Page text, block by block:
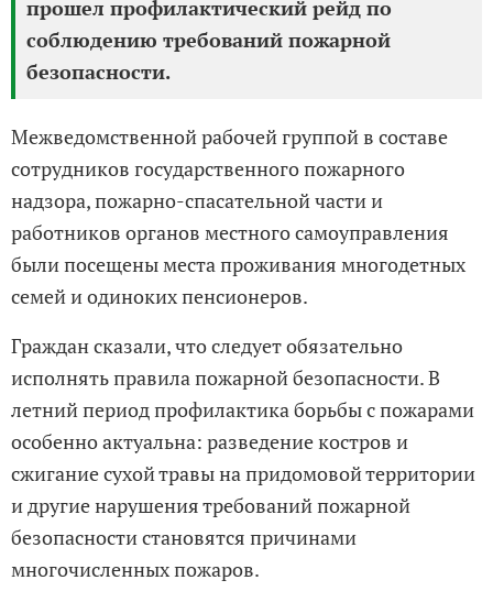
прошел профилактический рейд по
соблюдению требований пожарной
безопасности.
Межведомственной рабочей группой в составе
сотрудников государственного пожарного
надзора, пожарно-спасательной части и
работников органов местного самоуправления
были посещены места проживания многодетных
семей и одиноких пенсионеров.
Граждан сказали, что следует обязательно
исполнять правила пожарной безопасности. В
летний период профилактика борьбы с пожарами
особенно актуальна: разведение костров и
сжигание сухой травы на придомовой территории
и другие нарушения требований пожарной
безопасности становятся причинами
многочисленных пожаров.